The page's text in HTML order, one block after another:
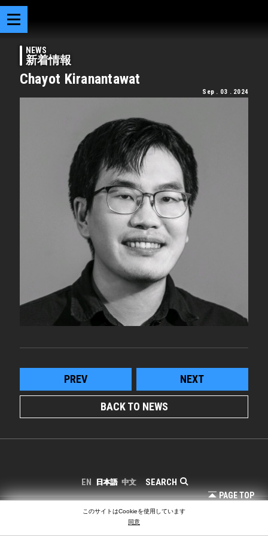
NEWS
新着情報
Chayot Kiranantawat
Sep . 03 . 2024
PREV NEXT
BACK TO NEWS
SEARCH
EN 日本語 中文
PAGE TOP
このサイトはCookieを使用しています
同意